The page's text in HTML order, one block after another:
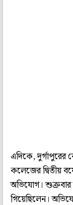
এদিকে, দুর্গাপুরের
কলেজের দ্বিতীয়
অভিযোগ। শুক্রবার
গিয়েছিলেন।